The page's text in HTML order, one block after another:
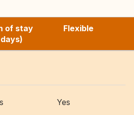
of stay
Flexible
Yes